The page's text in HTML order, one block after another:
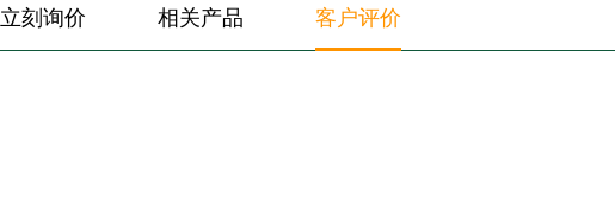
立刻询价 相关产品 客户评价